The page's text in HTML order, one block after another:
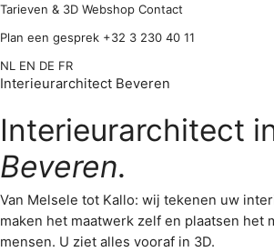
Tarieven & 3D Webshop Contact
Plan een gesprek +32 3 230 40 11
NL EN DE FR
Interieurarchitect Beveren
Interieurarchitect
Beveren.
Van Melsele tot Kallo: wij tekenen uw
maken het maatwerk zelf en plaatsen het
mensen. U ziet alles vooraf in 3D.